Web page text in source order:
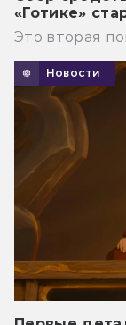
«Готике»
Это вторая
Новости